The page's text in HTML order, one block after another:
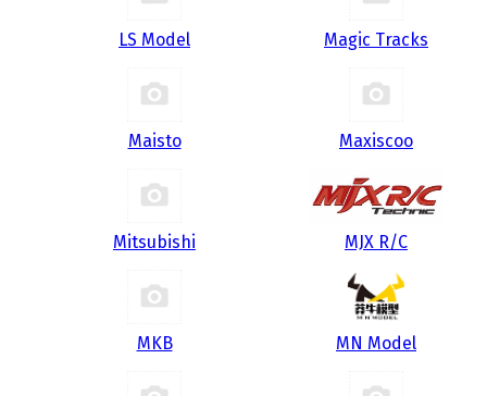
LS Model Magic Tracks
Maisto Maxiscoo
Mitsubishi MJX R/C
MKB MN Model